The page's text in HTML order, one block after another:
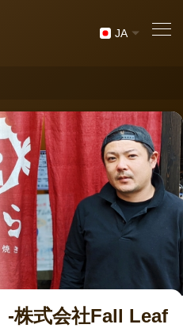
JA
株式会社Fall Leaf